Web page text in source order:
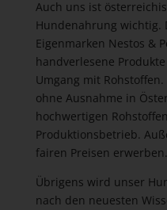
Auch uns ist
Hundenahrung wichtig.
Eigenmarken Nestos &
handverlesene
Umgang mit
ohne Ausnahme in
hochwertigen
Produktionsbetrieb.
fairen Preisen erwerben.
Übrigens wird unser
nach den neuesten